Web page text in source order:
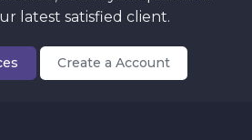
Satisfactory